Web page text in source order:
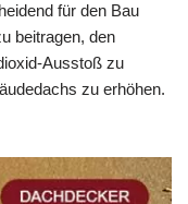
für den Bau
beitragen, den
Ausstoß zu
zu erhöhen.